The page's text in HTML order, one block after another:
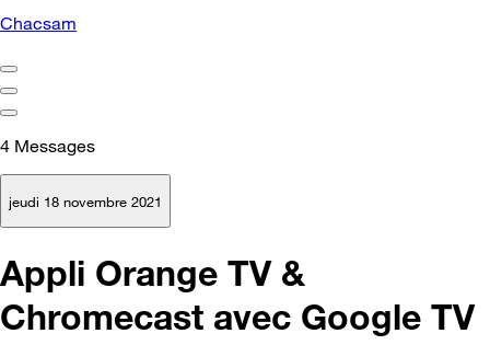
Chacsam
4 Messages
jeudi 18 novembre 2021
Appli Orange TV &
Chromecast avec Google TV